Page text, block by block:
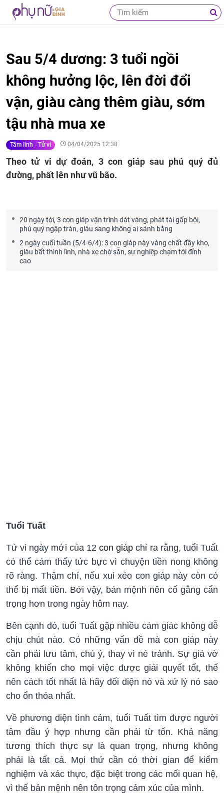
Sau 5/4 dương: 3 tuổi ngồi
không hưởng lộc, lên đời đổi
vận, giàu càng thêm giàu, sớm
tậu nhà mua xe
Tâm linh - Tử vi 04/04/2025 12:38
Theo tử vi dự đoán, 3 con giáp sau phú quý đủ
đường, phất lên như vũ bão.
20 ngày tới, 3 con giáp vận trình dát vàng, phát tài gấp bội,
phú quý ngập tràn, giàu sang không ai sánh bằng
2 ngày cuối tuần (5/4-6/4): 3 con giáp này vàng chất đầy kho,
giàu bất thình lình, nhà xe chờ sẵn, sự nghiệp chạm tới đỉnh
cao
Tuổi Tuất
Tử vi ngày mới của 12 con giáp chỉ ra rằng, tuổi Tuất
có thể cảm thấy tức bực vì chuyện tiền nong không
rõ ràng. Thậm chí, nếu xui xẻo con giáp này còn có
thể bị mất tiền. Bởi vậy, bản mệnh nên cố gắng cẩn
trọng hơn trong ngày hôm nay.
Bên cạnh đó, tuổi Tuất gặp nhiều cảm giác không dễ
chịu chút nào. Có những vấn đề mà con giáp này
cần phải lưu tâm, chú ý, thay vì né tránh. Sự giả vờ
không khiến cho mọi việc được giải quyết tốt, thế
nên cách tốt nhất là hãy đối diện nó và xử lý nó sao
cho ổn thỏa nhất.
Về phương diện tình cảm, tuổi Tuất tìm được người
tâm đầu ý hợp nhưng cần phải từ tốn. Khả năng
tương thích thực sự là quan trọng, nhưng không
phải là tất cả. Mọi thứ cần có thời gian để kiểm
nghiệm và xác thực, đặc biệt trong các mối quan hệ,
vì thế bản mệnh nên tôn trọng cảm xúc của mình.